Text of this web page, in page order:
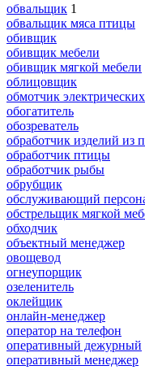
обвальщик 1
обвальщик мяса птицы
обивщик
обивщик мебели
обивщик мягкой мебели
облицовщик
обмотчик
обогатитель
обозреватель
обработчик изделий из
обработчик птицы
обработчик рыбы
обрубщик
обслуживающий
обстрельщик мягкой
обходчик
объектный менеджер
овощевод
огнеупорщик
озеленитель
оклейщик
онлайн-менеджер
опeрaтoр нa тeлeфoн
оперативный дежурный
оперативный менеджер